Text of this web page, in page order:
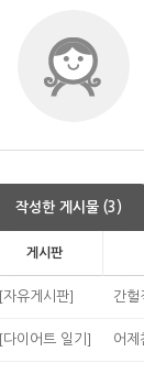
작성한 게시물 (3)
게시판
[자유게시판] 간헐
[다이어트 일기] 어제